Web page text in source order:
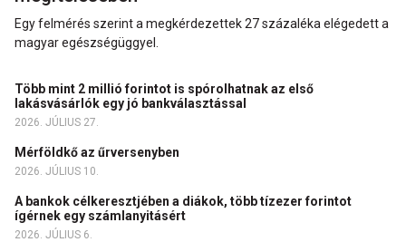
Egy felmérés szerint a megkérdezettek 27 százaléka elégedett a
magyar egészségüggyel.
Több mint 2 millió forintot is spórolhatnak az első
lakásvásárlók egy jó bankválasztással
2026. JÚLIUS 27.
Mérföldkő az űrversenyben
2026. JÚLIUS 10.
A bankok célkeresztjében a diákok, több tízezer forintot
ígérnek egy számlanyitásért
2026. JÚLIUS 6.